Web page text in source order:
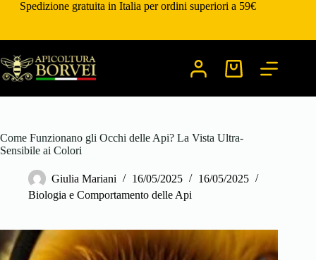
SaltaSpedizione gratuita in Italia per ordini superiori a 59€
Carrello
Come Funzionano gli Occhi delle Api? La Vista Ultra-
Sensibile ai Colori
Giulia Mariani 16/05/2025
16/05/2025
Biologia e Comportamento delle Api